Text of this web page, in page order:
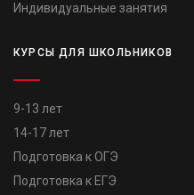
Индивидуальные занятия
КУРСЫ ДЛЯ ШКОЛЬНИКОВ
9-13 лет
14-17 лет
Подготовка к ОГЭ
Подготовка к ЕГЭ